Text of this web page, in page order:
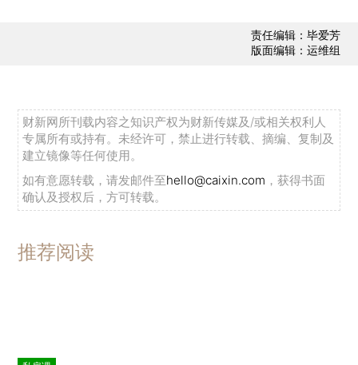
责任编辑：毕爱芳
版面编辑：运维组
财新网所刊载内容之知识产权为财新传媒及/或相关权利人
专属所有或持有。未经许可，禁止进行转载、摘编、复制及
建立镜像等任何使用。
如有意愿转载，请发邮件至hello@caixin.com ，获得书面
确认及授权后，方可转载。
推荐阅读